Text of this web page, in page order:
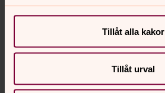
Tillåt alla kakor
Tillåt urval
Foto: Josefin Lindh